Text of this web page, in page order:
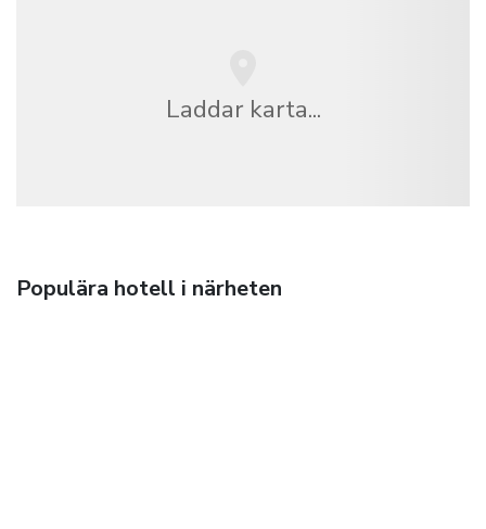
Laddar karta...
Populära hotell i närheten